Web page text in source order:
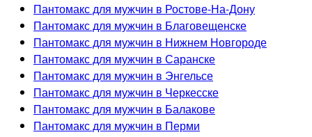
Пантомакс для мужчин в Ростове-На-Дону
Пантомакс для мужчин в Благовещенске
Пантомакс для мужчин в Нижнем Новгороде
Пантомакс для мужчин в Саранске
Пантомакс для мужчин в Энгельсе
Пантомакс для мужчин в Черкесске
Пантомакс для мужчин в Балакове
Пантомакс для мужчин в Перми